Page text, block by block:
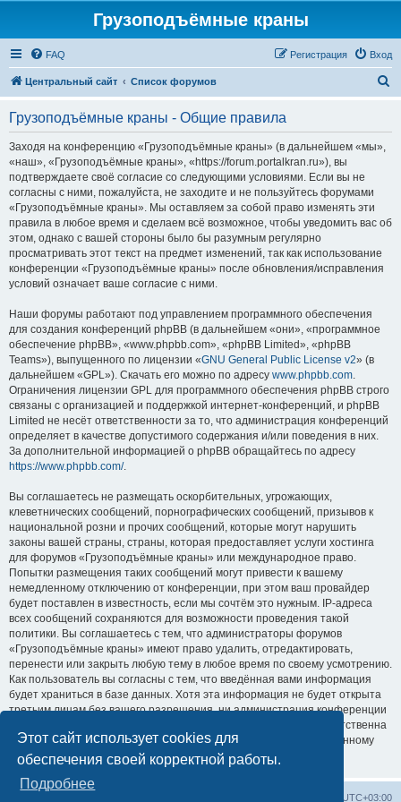
Этот сайт использует cookies для
обеспечения своей корректной работы.
Подробнее
Грузоподъёмные краны
FAQ Вход
Регистрация
Центральный сайт Список форумов
Грузоподъёмные краны - Общие правила
Заходя на конференцию «Грузоподъёмные краны» (в дальнейшем «мы»,
«наш», «Грузоподъёмные краны», «https://forum.portalkran.ru»), вы
подтверждаете своё согласие со следующими условиями. Если вы не
согласны с ними, пожалуйста, не заходите и не пользуйтесь форумами
«Грузоподъёмные краны». Мы оставляем за собой право изменять эти
правила в любое время и сделаем всё возможное, чтобы уведомить вас об
этом, однако с вашей стороны было бы разумным регулярно
просматривать этот текст на предмет изменений, так как использование
конференции «Грузоподъёмные краны» после обновления/исправления
условий означает ваше согласие с ними.
Наши форумы работают под управлением программного обеспечения
для создания конференций phpBB (в дальнейшем «они», «программное
обеспечение phpBB», «www.phpbb.com», «phpBB Limited», «phpBB
Teams»), выпущенного по лицензии «GNU General Public License v2» (в
дальнейшем «GPL»). Скачать его можно по адресу www.phpbb.com.
Ограничения лицензии GPL для программного обеспечения phpBB строго
связаны с организацией и поддержкой интернет-конференций, и phpBB
Limited не несёт ответственности за то, что администрация конференций
определяет в качестве допустимого содержания и/или поведения в них.
За дополнительной информацией о phpBB обращайтесь по адресу
https://www.phpbb.com/.
Вы соглашаетесь не размещать оскорбительных, угрожающих,
клеветнических сообщений, порнографических сообщений, призывов к
национальной розни и прочих сообщений, которые могут нарушить
законы вашей страны, страны, которая предоставляет услуги хостинга
для форумов «Грузоподъёмные краны» или международное право.
Попытки размещения таких сообщений могут привести к вашему
немедленному отключению от конференции, при этом ваш провайдер
будет поставлен в известность, если мы сочтём это нужным. IP-адреса
всех сообщений сохраняются для возможности проведения такой
политики. Вы соглашаетесь с тем, что администраторы форумов
«Грузоподъёмные краны» имеют право удалить, отредактировать,
перенести или закрыть любую тему в любое время по своему усмотрению.
Как пользователь вы согласны с тем, что введённая вами информация
будет храниться в базе данных. Хотя эта информация не будет открыта
третьим лицам без вашего разрешения, ни администрация конференции
«Грузоподъёмные краны», ни phpBB Limited не может быть ответственна
за действия хакеров, которые могут привести к несанкционированному
доступу к ней.
UTC+03:00